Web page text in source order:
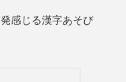
感じる漢字あそび